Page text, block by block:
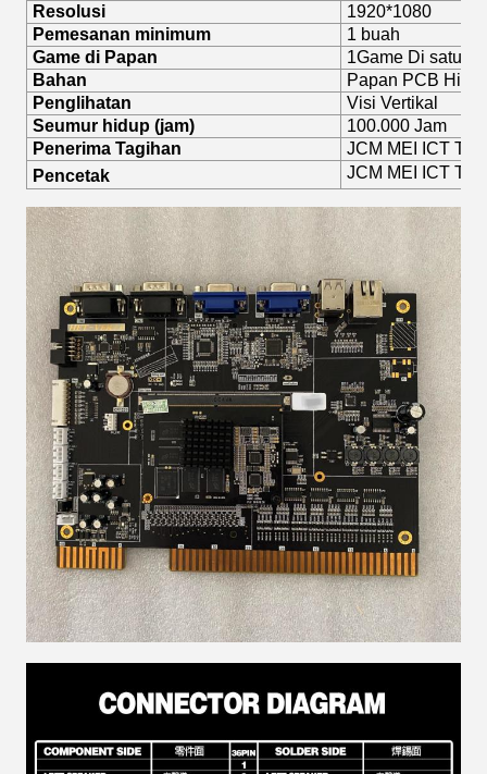
Resolusi
1920*1080
Pemesanan minimum
1 buah
Game di Papan
1Game Di satu
Bahan
Papan PCB
Penglihatan
Visi Vertikal
Seumur hidup (jam)
100.000 Jam
Penerima Tagihan
JCM MEI ICT
Pencetak
JCM MEI ICT